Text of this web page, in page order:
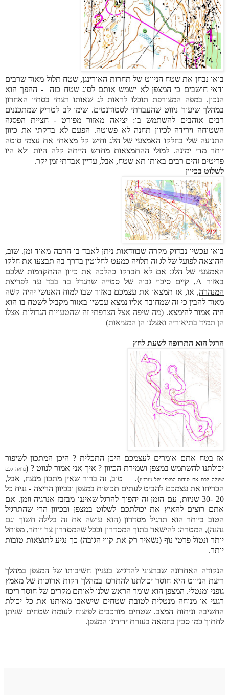
בואו נבחן את שטח הניווט של תחרות האורינגן, שטח תלול מאוד שרבים
ודאי חושבים כי המצפן לא ישמש אותם לסוג שטח כזה - ההפך הוא
הנכון. במפה המצורפת תוכלו לראות לג שאותו רצתי בסתיו האחרון
במהלך שיעור ניווט שהעברתי לסטודנטים. שימו לב לטריק שמתכננים
רבים אוהבים להשתמש בו: יציאה מאזור מפורט - חציית הפסגה
השטוחה וירידה לכיוון תחנה לא פשוטה. הפעם לא בדקתי את כיוון
התנועה שלי בחלקו האמצעי של הלג וחיש קל מצאתי את עצמי סוטה
יותר מדי ימינה. למזלי ההתמצאות מחדש הייתה קלה היות ולא היו
פריטים זהים רבים באותו תא שטח, אבל, עדיין אבדתי זמן יקר.
לשלוט בכיוון
בואו עכשיו נבדוק מקרה שבוודאות ניתן לאבד בו הרבה מאוד זמן. שוב,
ההוצאה לפועל של לג זה תלויה כמעט לחלוטין בדרך בה תבצעו את חלקו
האמצעי של הלג: אם לא תבדקו כהלכה את כיוון ההתקדמות שלכם
באזור A, קיים סיכוי גבוה של סטייה שתגדל בד בבד עד לפריצת
המנהרה, או, אז תמצאו את עצמכם באזור שבו למוח האנושי יהיה קשה
מאוד להבין כי זה שמחובר אליו נמצא עכשיו באזור מקביל לשטח בו הוא
היה אמור להימצא.(מה שיפה אצל הצרפתי זה שהטעויות הגדולות אצלו
הן תמיד בתיאוריה ואצלנו הן המציאות)
הרגל הוא התרופה לשעת לחץ
אז בטח אתם אומרים לעצמכם היכן התכלית ? היכן המתכון לשיפור
יכולתנו להשתמש במצפן ושמירת הכיוון ? איך אני אמור לנווט ?(נראה לכם
שיגלה לכם את סודות המצפן של ג'ורג'יו). טוב, זה ברור שאין מתכון מנצח, אבל,
הכריחו את עצמכם להביט לעתים תכופות במצפן ובכיוון הריצה - נניח כל
20 -30 שניות, עם הזמן זה יהפוך להרגל שאיננו מבזבז אנרגיה וזמן.
אם
אתם רוצים להאיץ את יכולתכם לשלוט במצפן ובכיוון הרי שהתרגיל
הטוב ביותר הוא תרגיל מסדרון(הוא עושה את זה בלילה חשוך וגם
נהנה), המטרה: להישאר בתוך המסדרון וככל שהמסדרון צר יותר, מפותל
יותר ונטול פרטי נוף (נשאיר רק את קווי הגובה) כך נגיע לתוצאות טובות
יותר.
הנקודה האחרונה שברצוני להדגיש בעניין חשיבותו של המצפן במהלך
ריצת הניווט היא חוסר יכולתנו להתרכז במהלך דקות ארוכות של מאמץ
גופני ומנטלי. המצפן הוא שומר הראש שלנו לאותם מקרים של חוסר ריכוז
רגעי או מנוחה מנטלית לטובת שטחים שישאבו מאיתנו את כל יכולת
החשיבה וניתוח המצב. שטחים מורכבים לפיצוח לעומת שטחים שניתן
לחתוך כמו סכין בחמאה בעזרת ידידינו המצפן.